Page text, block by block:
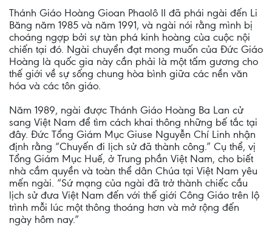
Thánh Giáo Hoàng Gioan Phaolô II đã phái ngài đến Li
Băng năm 1985 và năm 1991, và ngài nói rằng mình bị
choáng ngợp bởi sự tàn phá kinh hoàng của cuộc nội
chiến tại đó. Ngài chuyển đạt mong muốn của Đức Giáo
Hoàng là quốc gia này cần phải là một tấm gương cho
thế giới về sự sống chung hòa bình giữa các nền văn
hóa và các tôn giáo.
Năm 1989, ngài được Thánh Giáo Hoàng Ba Lan cử
sang Việt Nam để tìm cách khai thông những bế tắc tại
đây. Đức Tổng Giám Mục Giuse Nguyễn Chí Linh nhận
định rằng “Chuyến đi lịch sử đã thành công.” Cụ thể, vị
Tổng Giám Mục Huế, ở Trung phần Việt Nam, cho biết
nhà cầm quyền và toàn thể dân Chúa tại Việt Nam yêu
mến ngài. “Sứ mạng của ngài đã trở thành chiếc cầu
lịch sử đưa Việt Nam đến với thế giới Công Giáo trên lộ
trình mỗi lúc một thông thoáng hơn và mở rộng đến
ngày hôm nay.”